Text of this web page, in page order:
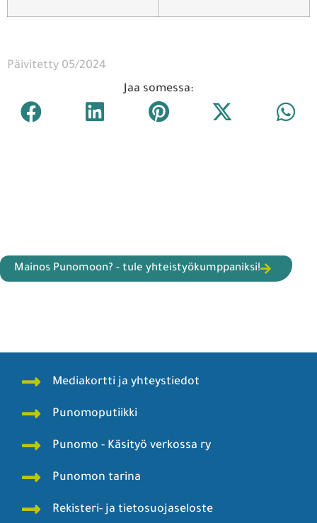
Päivitetty 05/2024
Jaa somessa:
Mainos Punomoon? - tule yhteistyökumppaniksi!
Mediakortti ja yhteystiedot
Punomoputiikki
Punomo - Käsityö verkossa ry
Punomon tarina
Rekisteri- ja tietosuojaseloste